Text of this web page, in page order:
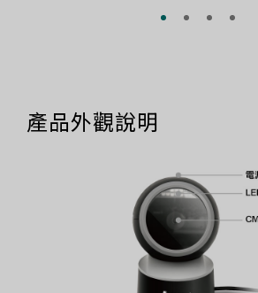
產品外觀說明